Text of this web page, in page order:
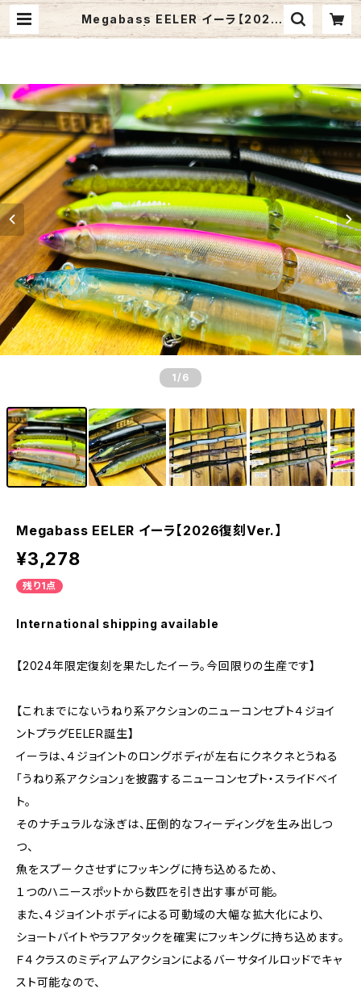
Megabass EELER イーラ【2026
復刻Ver.】 | Fishing Tackle BLU
1 /6
Megabass EELER イーラ【2026復刻Ver.】
¥3,278
残り1点
International shipping available
【2024年限定復刻を果たしたイーラ。今回限りの生産です】
【これまでにないうねり系アクションのニューコンセプト４ジョイ
ントプラグEELER誕生】
イーラは、４ジョイントのロングボディが左右にクネクネとうねる
「うねり系アクション」を披露するニューコンセプト・スライドベイ
ト。
そのナチュラルな泳ぎは、圧倒的なフィーディングを生み出しつ
つ、
魚をスプークさせずにフッキングに持ち込めるため、
１つのハニースポットから数匹を引き出す事が可能。
また、４ジョイントボディによる可動域の大幅な拡大化により、
ショートバイトやラフアタックを確実にフッキングに持ち込めます。
Ｆ４クラスのミディアムアクションによるバーサタイルロッドでキャ
スト可能なので、